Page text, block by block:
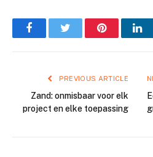
FacebookTwitter Pinterest
PREVIOUS ARTICLE
Zand: onmisbaar voor elk
project en elke toepassing